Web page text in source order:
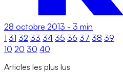
28 octobre 2013 - 3 min
1 31 32 33 34 35 36 37 38 39
10 20 30 40
Articles les plus lus